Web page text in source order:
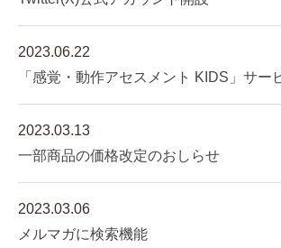
2023.06.22
「感覚・動作アセスメント KIDS」サー
2023.03.13
一部商品の価格改定のおしらせ
2023.03.06
メルマガに検索機能